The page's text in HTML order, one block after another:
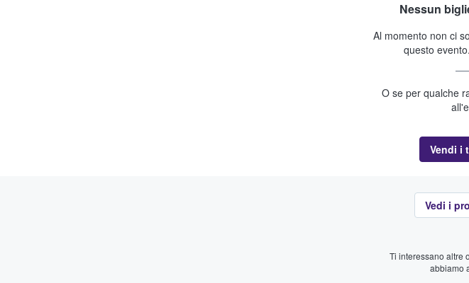
Nessun
Al momento non ci
questo
O se per qualche
Vendi i
Vedi i
Ti interessano altre
abbiamo